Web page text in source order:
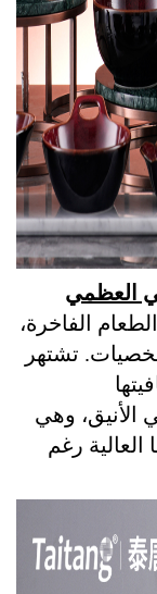
العظمي
الفاخرة،
تشتهر
الأنيق، وهي
رغم